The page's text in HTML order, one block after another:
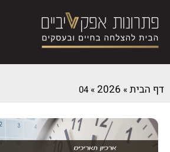
דף הבית»
2026
»